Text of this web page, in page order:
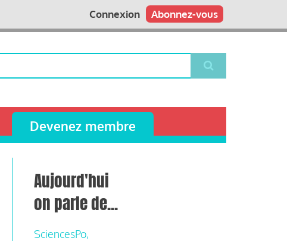
Abonnez-vous
Connexion
Devenez membre
Aujourd'hui
on parle de...
SciencesPo,